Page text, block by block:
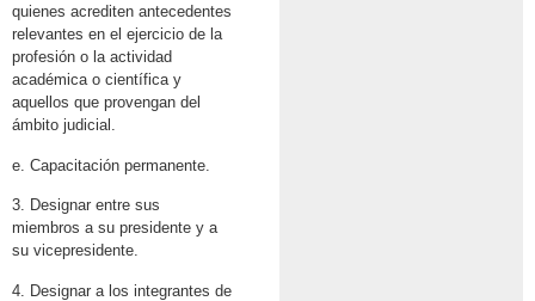
quienes acrediten antecedentes
relevantes en el ejercicio de la
profesión o la actividad
académica o científica y
aquellos que provengan del
ámbito judicial.
e. Capacitación permanente.
3. Designar entre sus
miembros a su presidente y a
su vicepresidente.
4. Designar a los integrantes de